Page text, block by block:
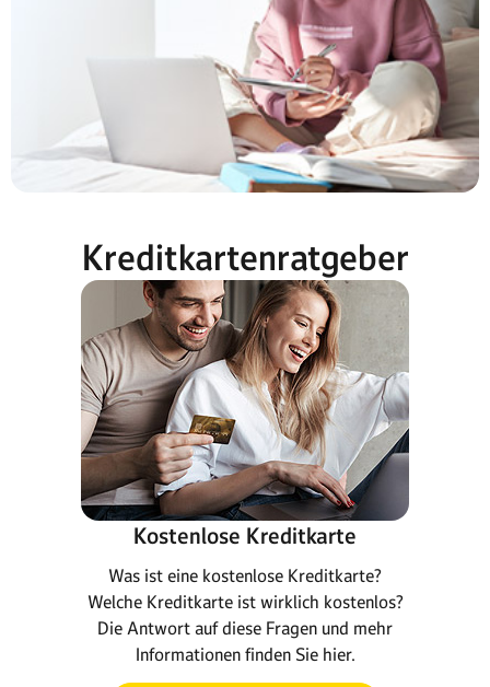
Kreditkartenratgeber
Kostenlose Kreditkarte
Was ist eine kostenlose Kreditkarte?
Welche Kreditkarte ist wirklich kostenlos?
Die Antwort auf diese Fragen und mehr
Informationen finden Sie hier.